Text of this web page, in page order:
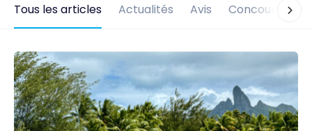
Tous les articles Actualités Avis Concours